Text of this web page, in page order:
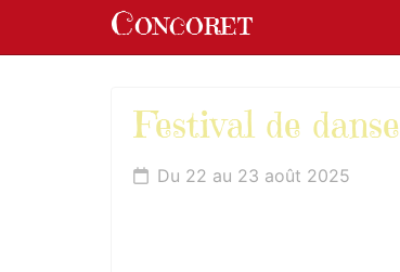
Concoret
Festival de danse
Du 22 au 23 août 2025
Panneau de gestion des cookies